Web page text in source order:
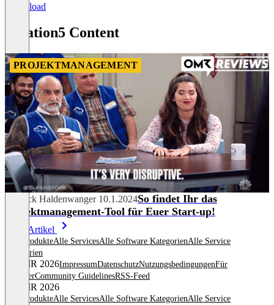
Download
Relation5 Content
PROJEKTMANAGEMENT
Yannick Haldenwanger 10.1.2024So findet Ihr das
Projektmanagement-Tool für Euer Start-up!
Mehr Artikel
Alle ProdukteAlle ServicesAlle Software KategorienAlle Service
Kategorien
© OMR 2026ImpressumDatenschutzNutzungsbedingungenFür
AnbieterCommunity GuidelinesRSS-Feed
© OMR 2026
Alle ProdukteAlle ServicesAlle Software KategorienAlle Service